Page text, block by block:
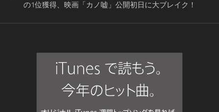
の1位獲得、映画「カノ嘘」公開初日に大ブレイク！